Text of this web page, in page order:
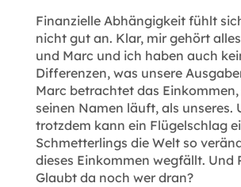
Finanzielle Abhängigkeit fühlt
nicht gut an. Klar, mir gehört
und Marc und ich haben auch
Differenzen, was unsere
Marc betrachtet das
seinen Namen läuft, als unseres.
trotzdem kann ein Flügelschlag
Schmetterlings die Welt so
dieses Einkommen wegfällt. Und
Glaubt da noch wer dran?